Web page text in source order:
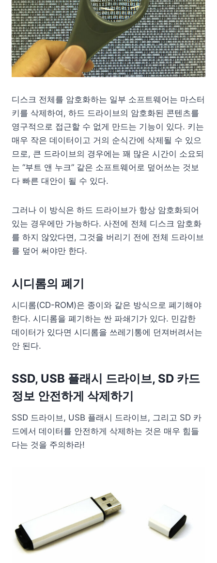
디스크 전체를 암호화하는 일부 소프트웨어는 마스터
키를 삭제하여, 하드 드라이브의 암호화된 콘텐츠를
영구적으로 접근할 수 없게 만드는 기능이 있다. 키는
매우 작은 데이터이고 거의 순식간에 삭제될 수 있으
므로, 큰 드라이브의 경우에는 꽤 많은 시간이 소요되
는 “부트 앤 누크” 같은 소프트웨어로 덮어쓰는 것보
다 빠른 대안이 될 수 있다.
그러나 이 방식은 하드 드라이브가 항상 암호화되어
있는 경우에만 가능하다. 사전에 전체 디스크 암호화
를 하지 않았다면, 그것을 버리기 전에 전체 드라이브
를 덮어 써야만 한다.
시디롬의 폐기
시디롬(CD-ROM)은 종이와 같은 방식으로 폐기해야
한다. 시디롬을 폐기하는 싼 파쇄기가 있다. 민감한
데이터가 있다면 시디롬을 쓰레기통에 던져버려서는
안 된다.
SSD, USB 플래시 드라이브, SD 카드
정보 안전하게 삭제하기
SSD 드라이브, USB 플래시 드라이브, 그리고 SD 카
드에서 데이터를 안전하게 삭제하는 것은 매우 힘들
다는 것을 주의하라!